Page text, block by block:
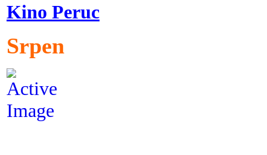
Kino Peruc
Srpen